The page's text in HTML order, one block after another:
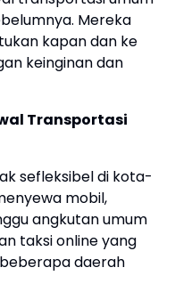
Mereka
kapan dan ke
keinginan dan
Transportasi
sefleksibel di kota-
mobil,
angkutan umum
taksi online yang
daerah